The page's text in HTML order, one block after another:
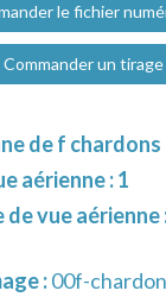
le fichier
Commander un tirage
de f chardons
aérienne : 1
de vue
:00f-